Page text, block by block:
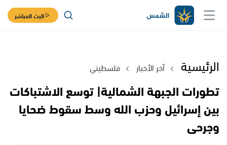
البث المباشر
الرئيسية آخر الأخبار فلسطيني
تطورات الجبهة الشمالية| توسع الاشتباكات
بين إسرائيل وحزب الله وسط سقوط ضحايا
وجرحى